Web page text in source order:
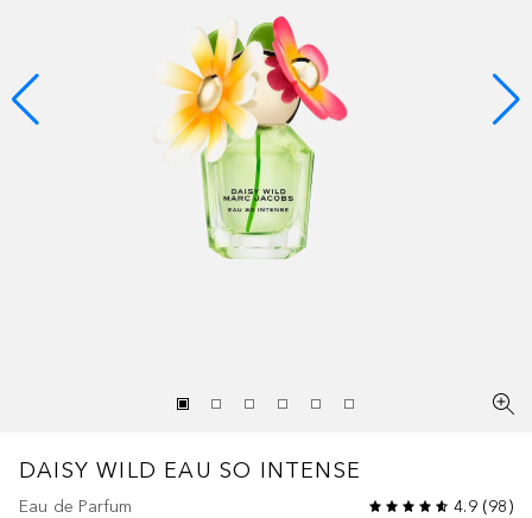
DAISY WILD EAU SO INTENSE
Eau de Parfum 4.9(98)